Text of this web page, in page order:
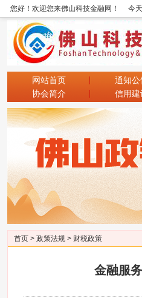
您好！欢迎您来佛山科技金融网！ 今
网站首页 通知公
协会简介
信用建
首页 > 政策法规 > 财税政策
金融服